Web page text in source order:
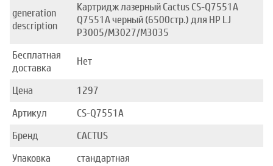
generation
description
Картридж лазерный Cactus CS-Q7551A
Q7551A черный (6500стр.) для HP LJ
P3005/M3027/M3035
Бесплатная
доставка
Нет
Цена
1297
Артикул
CS-Q7551A
Бренд
CACTUS
Упаковка
стандартная